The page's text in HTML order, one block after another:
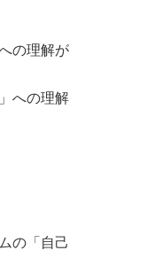
の理解が
への理解
の「自己